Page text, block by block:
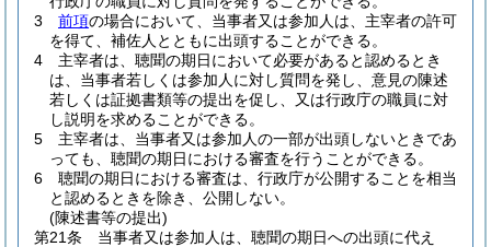
3
前項の場合において、当事者又は参加人は、主宰者の許可
を得て、補佐人とともに出頭することができる。
4
主宰者は、聴聞の期日において必要があると認めるとき
は、当事者若しくは参加人に対し質問を発し、意見の陳述
若しくは証拠書類等の提出を促し、又は行政庁の職員に対
し説明を求めることができる。
5
主宰者は、当事者又は参加人の一部が出頭しないときであ
っても、聴聞の期日における審査を行うことができる。
6
聴聞の期日における審査は、行政庁が公開することを相当
と認めるときを除き、公開しない。
(陳述書等の提出)
第21条
当事者又は参加人は、聴聞の期日への出頭に代え